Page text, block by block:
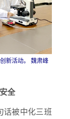
新活动。 魏肃峰
全
话被中化三班